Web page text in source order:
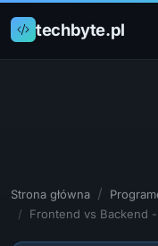
techbyte.pl
Strona główna
Frontend vs Backend